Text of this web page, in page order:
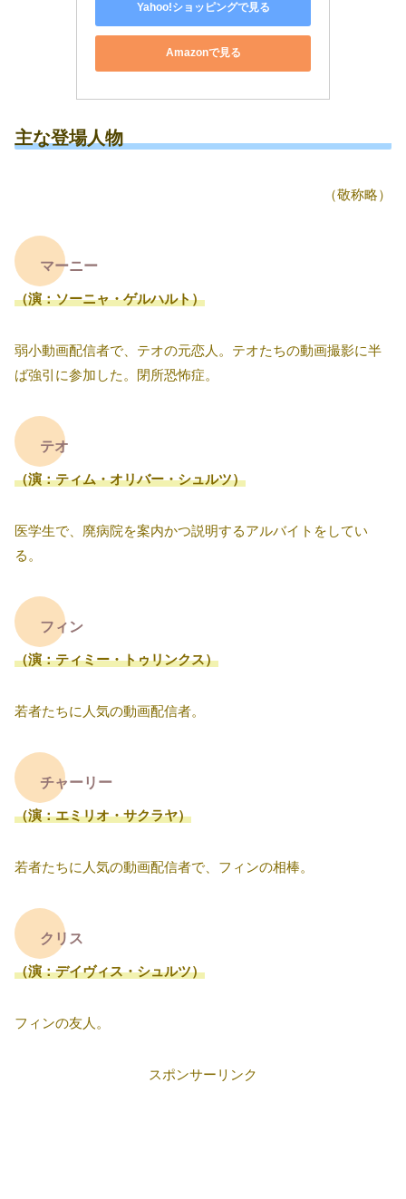
Yahoo!ショッピングで見る
Amazonで見る
主な登場人物
（敬称略）
マーニー
（演：ソーニャ・ゲルハルト）
弱小動画配信者で、テオの元恋人。テオたちの動画撮影に半
ば強引に参加した。閉所恐怖症。
テオ
（演：ティム・オリバー・シュルツ）
医学生で、廃病院を案内かつ説明するアルバイトをしてい
る。
フィン
（演：ティミー・トゥリンクス）
若者たちに人気の動画配信者。
チャーリー
（演：エミリオ・サクラヤ）
若者たちに人気の動画配信者で、フィンの相棒。
クリス
（演：デイヴィス・シュルツ）
フィンの友人。
スポンサーリンク